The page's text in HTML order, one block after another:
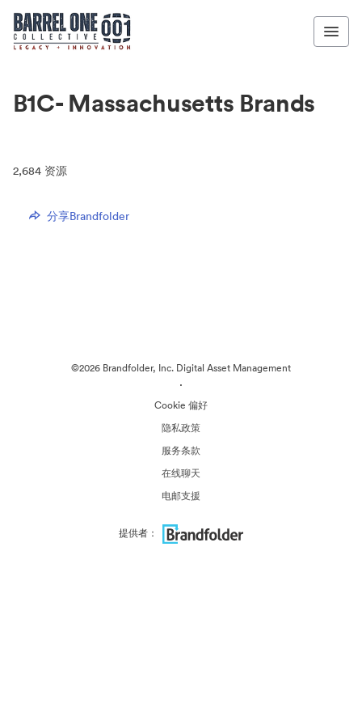
B1C- Massachusetts Brands
2,684 资源
分享Brandfolder
©2026 Brandfolder, Inc. Digital Asset Management
·
Cookie 偏好
隐私政策
服务条款
在线聊天
电邮支援
提供者：